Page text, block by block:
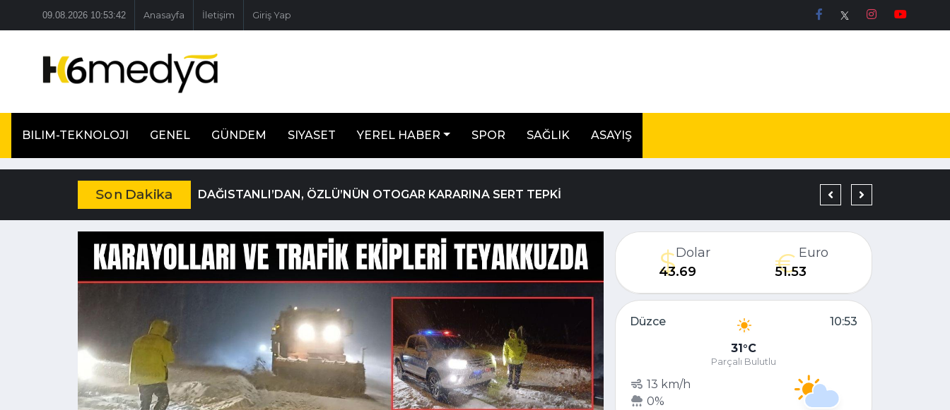
09.08.2026 10:53:43 Anasayfa İletişim Giriş Yap
BILIM-TEKNOLOJI GENEL GÜNDEM SIYASET YEREL HABER SPOR SAĞLIK ASAYIŞ
Son Dakika DAĞISTANLI’DAN, ÖZLÜ’NÜN OTOGAR KARARINA SERT TEPKİ 19 YIL KESİNLEŞMİŞ
Dolar
43.69
Euro
51.53
Düzce
10:53
31
C
Parçalı Bulutlu
13 km/h
0%